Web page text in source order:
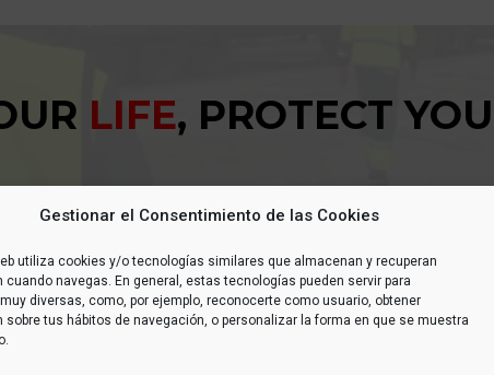
Gestionar el Consentimiento de las Cookies
utiliza cookies y/o tecnologías similares que almacenan y recuperan
cuando navegas. En general, estas tecnologías pueden servir para
diversas, como, por ejemplo, reconocerte como usuario, obtener
sobre tus hábitos de navegación, o personalizar la forma en que se muestra
LIFE, PROTECT